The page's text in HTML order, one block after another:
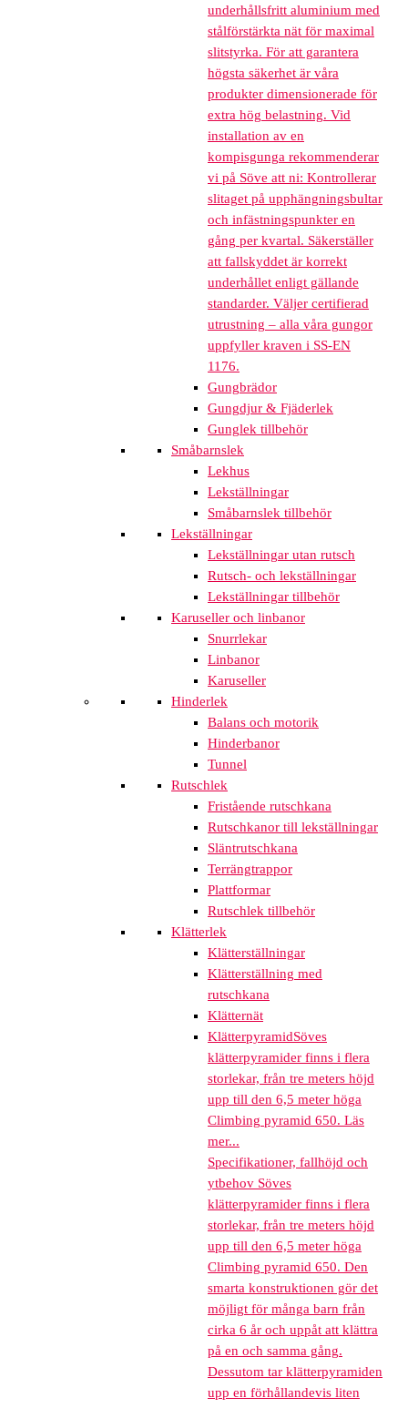
underhållsfritt aluminium med
stålförstärkta nät för maximal
slitstyrka. För att garantera
högsta säkerhet är våra
produkter dimensionerade för
extra hög belastning. Vid
installation av en
kompisgunga rekommenderar
vi på Söve att ni: Kontrollerar
slitaget på upphängningsbultar
och infästningspunkter en
gång per kvartal. Säkerställer
att fallskyddet är korrekt
underhållet enligt gällande
standarder. Väljer certifierad
utrustning – alla våra gungor
uppfyller kraven i SS-EN
1176.
Gungbrädor
Gungdjur & Fjäderlek
Gunglek tillbehör
Småbarnslek
Lekhus
Lekställningar
Småbarnslek tillbehör
Lekställningar
Lekställningar utan rutsch
Rutsch- och lekställningar
Lekställningar tillbehör
Karuseller och linbanor
Snurrlekar
Linbanor
Karuseller
Hinderlek
Balans och motorik
Hinderbanor
Tunnel
Rutschlek
Fristående rutschkana
Rutschkanor till lekställningar
Släntrutschkana
Terrängtrappor
Plattformar
Rutschlek tillbehör
Klätterlek
Klätterställningar
Klätterställning med
rutschkana
Klätternät
KlätterpyramidSöves
klätterpyramider finns i flera
storlekar, från tre meters höjd
upp till den 6,5 meter höga
Climbing pyramid 650. Läs
mer...
Specifikationer, fallhöjd och
ytbehov Söves
klätterpyramider finns i flera
storlekar, från tre meters höjd
upp till den 6,5 meter höga
Climbing pyramid 650. Den
smarta konstruktionen gör det
möjligt för många barn från
cirka 6 år och uppåt att klättra
på en och samma gång.
Dessutom tar klätterpyramiden
upp en förhållandevis liten